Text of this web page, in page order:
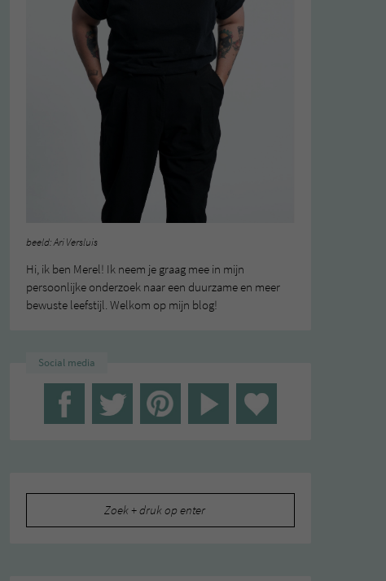
beeld: Ari Versluis
Hi, ik ben Merel! Ik neem je graag mee in mijn
persoonlijke onderzoek naar een duurzame en meer
bewuste leefstijl. Welkom op mijn blog!
Social media